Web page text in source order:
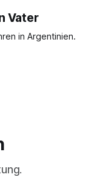
Vater
in Argentinien.